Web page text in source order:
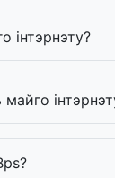
інтэрнэту?